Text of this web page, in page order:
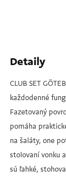
Detaily
CLUB SET
každodenné
Fazetovaný
pomáha
na šaláty, one
stolovaní vonku
sú ľahké,